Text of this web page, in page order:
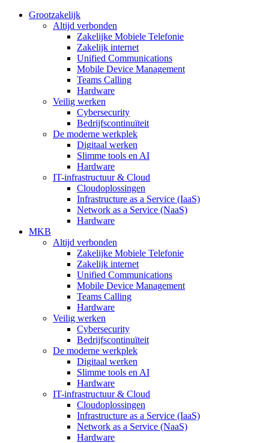
Grootzakelijk
Altijd verbonden
Zakelijke Mobiele Telefonie
Zakelijk internet
Unified Communications
Mobile Device Management
Teams Calling
Hardware
Veilig werken
Cybersecurity
Bedrijfscontinuïteit
De moderne werkplek
Digitaal werken
Slimme tools en AI
Hardware
IT-infrastructuur & Cloud
Cloudoplossingen
Infrastructure as a Service (IaaS)
Network as a Service (NaaS)
Hardware
MKB
Altijd verbonden
Zakelijke Mobiele Telefonie
Zakelijk internet
Unified Communications
Mobile Device Management
Teams Calling
Hardware
Veilig werken
Cybersecurity
Bedrijfscontinuïteit
De moderne werkplek
Digitaal werken
Slimme tools en AI
Hardware
IT-infrastructuur & Cloud
Cloudoplossingen
Infrastructure as a Service (IaaS)
Network as a Service (NaaS)
Hardware